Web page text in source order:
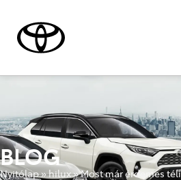
BLOG
Nyitólap»hilux»Most már érdemes